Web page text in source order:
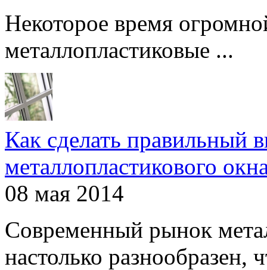
Некоторое время
металлопластиковые ...
Как сделать правильный
металлопластикового
08 мая 2014
Современный рынок
настолько разнообразен,